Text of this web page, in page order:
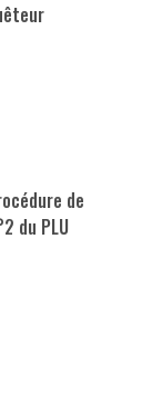
de
du PLU